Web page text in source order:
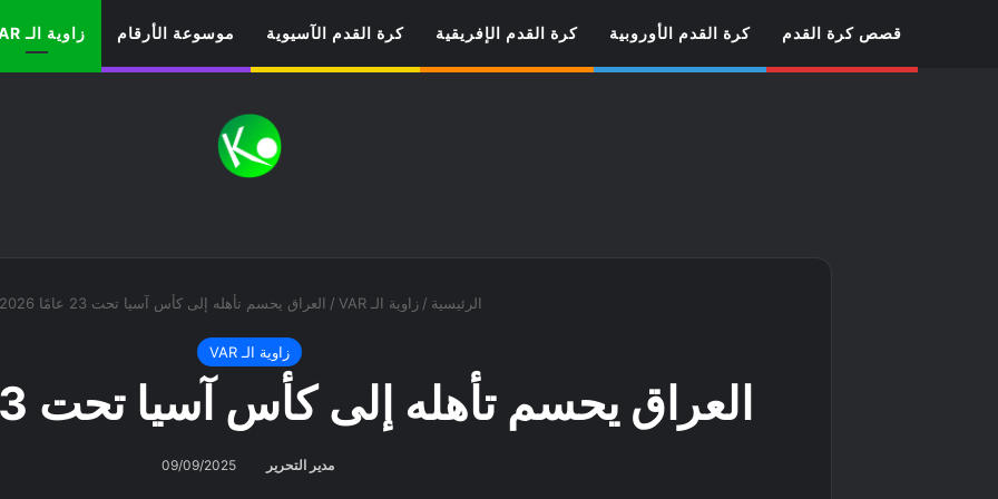
قصص كرة القدم كرة القدم الأوروبية كرة القدم الإفريقية كرة القدم الآسيوية موسوعة الأرقام زاوية الـ VAR
الرئيسية / زاوية الـ VAR / العراق يحسم تأهله إلى كأس آسيا تحت 23 عامًا 2026
زاوية الـ VAR
العراق يحسم تأهله إلى كأس آسيا تحت 23 عامًا 2026
مدير التحرير 09/09/2025